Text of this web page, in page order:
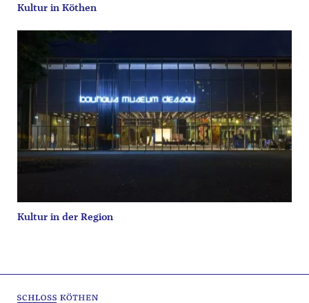
Kultur in Köthen
Kultur in der Region